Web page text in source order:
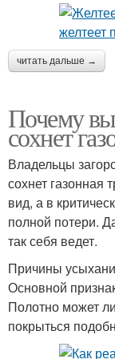
читать дальше →
Почему
сохнет
Владельцы
сохнет газонная
вид, а в
полной потери.
так себя ведет.
Причины
Основной
Полотно может
покрыться